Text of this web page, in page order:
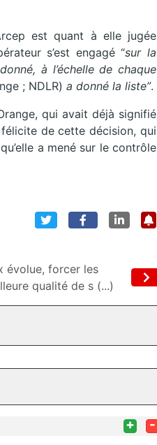
est quant à elle jugée
s’est engagé “sur la
donné,à l’échelle de chaque
; NDLR) a donné la liste”.
qui avait déjà signifié
de cette décision, qui
a mené sur le contrôle
évolue, forcer les
qualité de s (...)
+ -